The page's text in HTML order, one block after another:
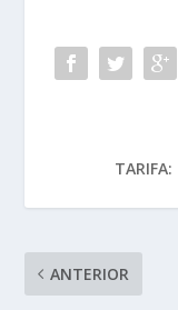
TARIFA:
ANTERIOR